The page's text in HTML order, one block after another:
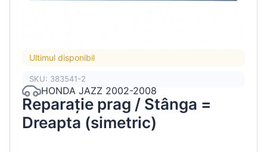
Ultimul disponibil
SKU: 383541-2
HONDA JAZZ 2002-2008
Reparație prag / Stânga =
Dreapta (simetric)